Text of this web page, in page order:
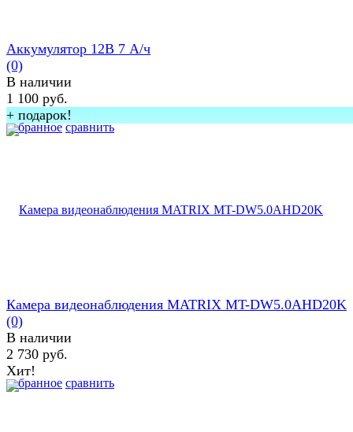
избранное сравнить
Аккумулятор 12В 7 А/ч
(0)
В наличии
1 100 руб.
+ подарок!
избранное сравнить
Камера видеонаблюдения MATRIX MT-DW5.0AHD20K
(0)
В наличии
2 730 руб.
Хит!